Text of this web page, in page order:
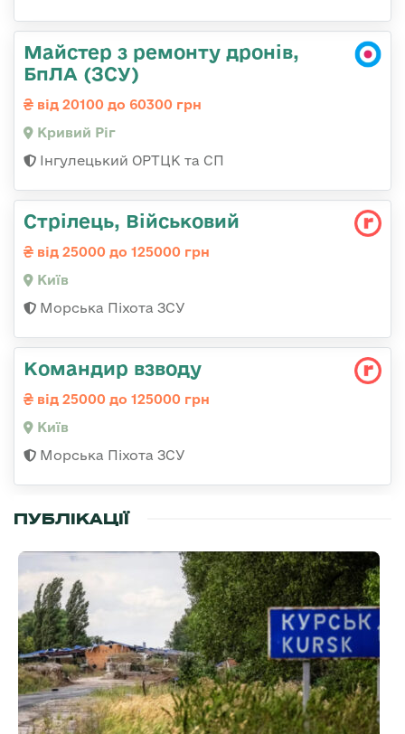
Майстер з ремонту дронів,
БпЛА (ЗСУ)
від 20100 до 60300 грн
Кривий Ріг
Інгулецький ОРТЦК та СП
Стрілець, Військовий
від 25000 до 125000 грн
Київ
Морська Піхота ЗСУ
Командир взводу
від 25000 до 125000 грн
Київ
Морська Піхота ЗСУ
ПУБЛІКАЦІЇ